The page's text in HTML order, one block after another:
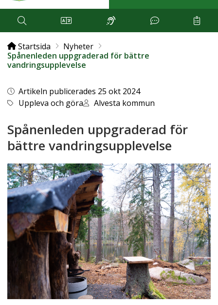
Startsida
Nyheter
Spånenleden uppgraderad för bättre
vandringsupplevelse
Artikeln publicerades 25 okt 2024
Uppleva och göra
Alvesta kommun
Spånenleden uppgraderad för
bättre vandringsupplevelse